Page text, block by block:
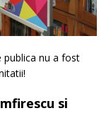
publica nu a fost
si